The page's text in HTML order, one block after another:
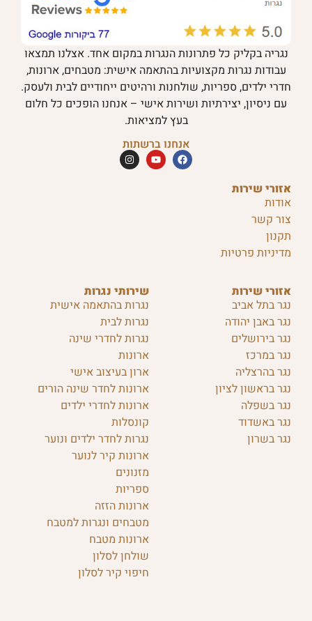
שירותי נגרות
נגרות בהתאמה אישית
נגרות לבית
נגרות לחדרי שינה
ארונות
ארון בעיצוב אישי
ארונות לחדר שינה הורים
ארונות לחדרי ילדים
קונסלות
נגרות לחדר ילדים ונוער
ארונות קיר לנוער
מזנונים
ספריות
ארונות הזזה
מטבחים ונגרות למטבח
ארונות מטבח
שולחן לסלון
חיפוי קיר לסלון
אזורי שירות
נגר בתל אביב
נגר באבן יהודה
נגר בירושלים
נגר במרכז
נגר בהרצליה
נגר בראשון לציון
נגר בשפלה
נגר באשדוד
נגר בשרון
אזורי שירות
אודות
צור קשר
תקנון
מדיניות פרטיות
נגריה בקליק כל פתרונות הנגרות במקום אחד. אצלנו תמצאו
עבודות נגרות מקצועיות בהתאמה אישית: מטבחים, ארונות,
חדרי ילדים, ספריות, שולחנות ורהיטים ייחודיים לבית ולעסק.
עם ניסיון, יצירתיות ושירות אישי – אנחנו הופכים כל חלום
בעץ למציאות.
אנחנו ברשתות